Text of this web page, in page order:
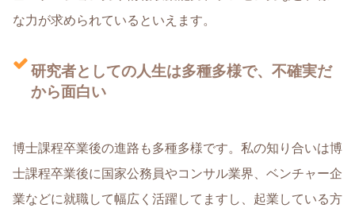
な力が求められているといえます。
研究者としての人生は多種多様で、不確実だ
から面白い
博士課程卒業後の進路も多種多様です。私の知り合いは博
士課程卒業後に国家公務員やコンサル業界、ベンチャー企
業などに就職して幅広く活躍してますし、起業している方